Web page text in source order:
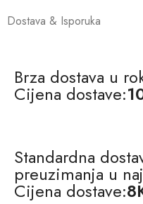
Dostava & Isporuka
Brza dostava u
Cijena dostave:
Standardna
preuzimanja u
Cijena dostave: